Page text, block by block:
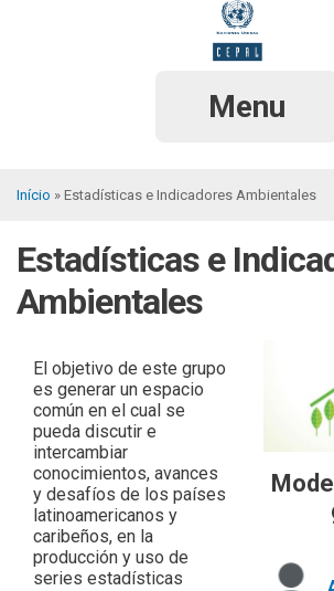
Menu
de
navegação
Início Estadísticas e Indicadores Ambientales
Estadísticas e
Ambientales
El objetivo de este grupo
es generar un espacio
común en el cual se
pueda discutir e
intercambiar
conocimientos, avances
y desafíos de los países
latinoamericanos y
caribeños, en la
producción y uso de
series estadísticas